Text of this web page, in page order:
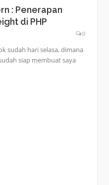
: Penerapan
di PHP
0
sudah hari selasa, dimana
siap membuat saya